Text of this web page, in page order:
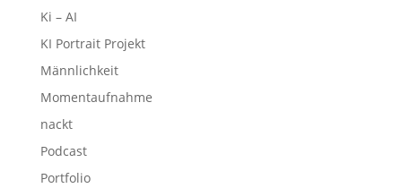
Ki – AI
KI Portrait Projekt
Männlichkeit
Momentaufnahme
nackt
Podcast
Portfolio